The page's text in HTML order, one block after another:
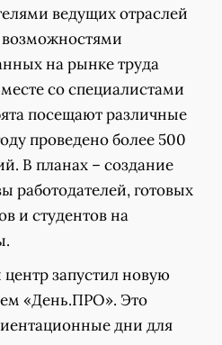
ведущих отраслей
на рынке труда
со специалистами
посещают различные
проведено более 500
В планах – создание
работодателей, готовых
и студентов на
запустил новую
«День.ПРО». Это
дни для